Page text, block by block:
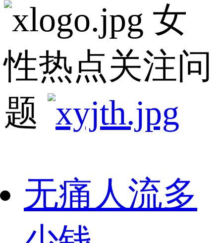
女
性热点关注问
题
无痛人流多